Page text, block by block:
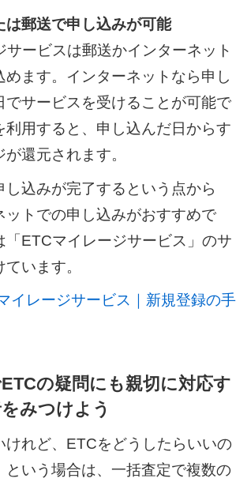
郵送で申し込みが可能
サービスは郵送かインターネット
めます。インターネットなら申し
でサービスを受けることが可能で
利用すると、申し込んだ日からす
還元されます。
し込みが完了するという点から
ットでの申し込みがおすすめで
「ETCマイレージサービス」のサ
います。
イレージサービス｜新規登録の手
の疑問にも親切に対応す
みつけよう
けれど、ETCをどうしたらいいの
という場合は、一括査定で複数の